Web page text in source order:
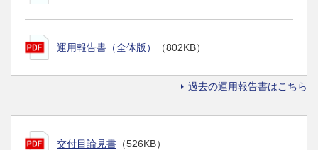
運用報告書（全体版） （802KB）
過去の運用報告書はこちら
交付目論見書 （526KB）